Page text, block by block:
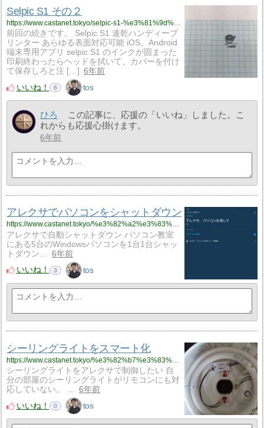
Selpic S1 その２
前回の続きです。 Selpic S1 速乾ハンディープ
リンター あらゆる表面対応可能 iOS、Android
端末専用アプリ selpic S1 のインクが固まった
印刷終わったらヘッドを拭いて、カバーを付け
て保存しろと注 […]
6年前
いいね！
6 tos
ひろ
この記事に、応援の「いいね」しました。こ
れからも応援心掛けます。
6年前
アレクサでパソコンをシャットダウン
https://www.castanet.tokyo/%e3%82%a2%e3%83%ac%e3%82%af%e3%82%b5%e3%81%a7%e3%83%91%e3%82%bd%e3%82%b3%e3%83%b3%e3%82%92%e3%82%b7%e3%83%a3%e3%83%83%e3%83%88%e3%83%80%e3%82%a6%e3%83%b3/
アレクサで自動シャットダウン パソコン教室
にある5台のWindowsパソコンを1台1台シャッ
トダウン…
6年前
いいね！
3 tos
シーリングライトをスマート化
シーリングライトをアレクサで制御したい 自
分の部屋のシーリングライトがリモコンにも対
応していない。 …
6年前
いいね！
0 tos